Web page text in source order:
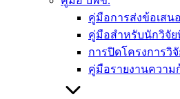
คู่มือการส่งข้อเสน
คู่มือสำหรับนักวิจั
การปิดโครงการวิ
คู่มือรายงานความ